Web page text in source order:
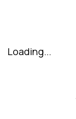
Loading...